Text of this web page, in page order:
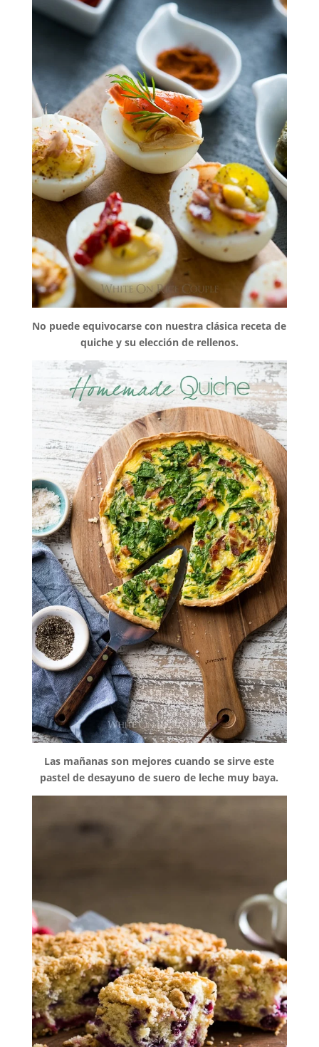
No puede equivocarse con nuestra clásica receta de
quiche y su elección de rellenos.
Las mañanas son mejores cuando se sirve este
pastel de desayuno de suero de leche muy baya.